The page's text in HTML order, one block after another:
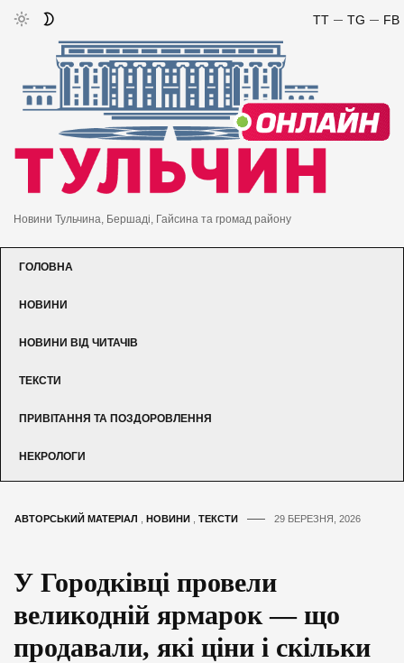
FB
TG
TT
Новини Тульчина, Бершаді, Гайсина та громад району
ГОЛОВНА
НОВИНИ
НОВИНИ ВІД ЧИТАЧІВ
ТЕКСТИ
ПРИВІТАННЯ ТА ПОЗДОРОВЛЕННЯ
НЕКРОЛОГИ
АВТОРСЬКИЙ МАТЕРІАЛ НОВИНИ ТЕКСТИ 29 БЕРЕЗНЯ, 2026
У Городківці провели
великодній ярмарок — що
продавали, які ціни і скільки